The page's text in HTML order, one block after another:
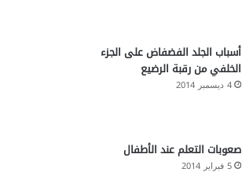
أسباب الجلد الفضفاض على الجزء
الخلفي من رقبة الرضيع
4 ديسمبر 2014
صعوبات التعلم عند الأطفال
5 فبراير 2014